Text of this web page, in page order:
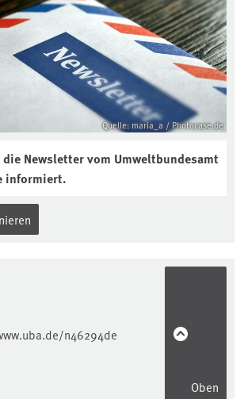
Quelle: maria_a / Photocase.de
Newsletter vom Umweltbundesamt
informiert.
n46294de
Oben